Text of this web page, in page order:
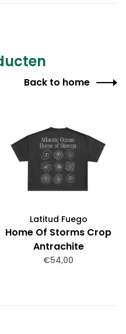
Back to home
Latitud Fuego
Home Of Storms Crop
Antrachite
€54,00